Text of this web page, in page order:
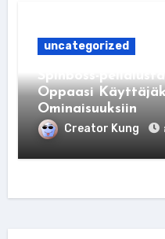
uncategorized
Spinboss-
Oppaasi
Ominaisuuksiin
Creator Kung